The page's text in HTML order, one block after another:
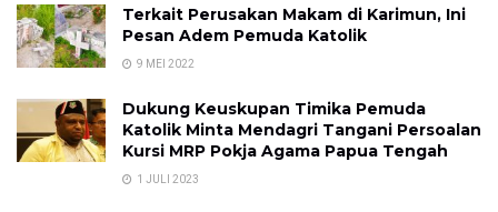
Terkait Perusakan Makam di Karimun, Ini
Pesan Adem Pemuda Katolik
9 MEI 2022
Dukung Keuskupan Timika Pemuda
Katolik Minta Mendagri Tangani Persoalan
Kursi MRP Pokja Agama Papua Tengah
1 JULI 2023